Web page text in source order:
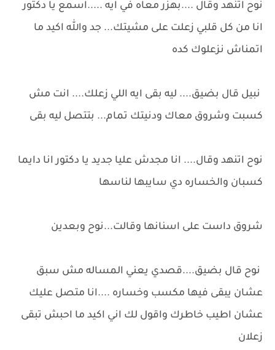
نوح اتنهد وقال ....بهزر معاه في ايه .....اسمع يا دكتور
انا من كل قلبي زعلت على مشيتك... جد والله اكيد ما
اتمناش نزعلوك كده
نبيل قال بضيق.... ليه بقى ايه اللي زعلك.... انت مش
كسبت وشروق معاك ودنيتك تمام... بتتصل ليه بقى
نوح اتنهد وقال.... انا مجدش عليا جديد يا دكتور انا دايما
كسبان والخساره دي سايبها لناسها
شروق داست على اسنانها وقالت...نوح وبعدين
نوح قال بضيق....قصدي يعني المساله مش سبق
عشان يبقى فيها مكسب وخساره ....انا متصل عليك
عشان اطيب خاطرك واقول لك اني اكيد ما احبش تبقى
زعلان